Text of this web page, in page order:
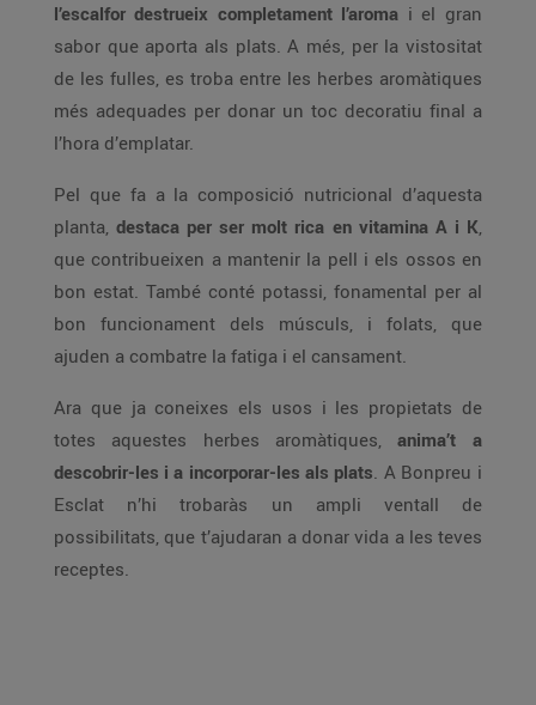
l’escalfor destrueix completament l’aroma i el gran
sabor que aporta als plats. A més, per la vistositat
de les fulles, es troba entre les herbes aromàtiques
més adequades per donar un toc decoratiu final a
l’hora d’emplatar.
Pel que fa a la composició nutricional d’aquesta
planta, destaca per ser molt rica en vitamina A i K,
que contribueixen a mantenir la pell i els ossos en
bon estat. També conté potassi, fonamental per al
bon funcionament dels músculs, i folats, que
ajuden a combatre la fatiga i el cansament.
Ara que ja coneixes els usos i les propietats de
totes aquestes herbes aromàtiques, anima’t a
descobrir-les i a incorporar-les als plats. A Bonpreu i
Esclat n’hi trobaràs un ampli ventall de
possibilitats, que t’ajudaran a donar vida a les teves
receptes.